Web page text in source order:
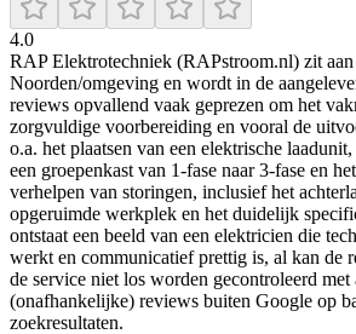
4.0
RAP Elektrotechniek (RAPstroom.nl) zit aan
Noorden/omgeving en wordt in de
reviews opvallend vaak geprezen om het
zorgvuldige voorbereiding en vooral de
o.a. het plaatsen van een elektrische
een groepenkast van 1-fase naar 3-fase en
verhelpen van storingen, inclusief het
opgeruimde werkplek en het duidelijk
ontstaat een beeld van een elektricien die
werkt en communicatief prettig is, al kan de
de service niet los worden gecontroleerd met
(onafhankelijke) reviews buiten Google op
zoekresultaten.